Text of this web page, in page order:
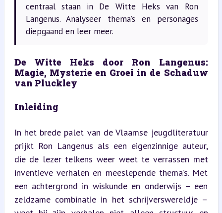
centraal staan in De Witte Heks van Ron
Langenus. Analyseer thema’s en personages
diepgaand en leer meer.
De Witte Heks door Ron Langenus:
Magie, Mysterie en Groei in de Schaduw
van Pluckley
Inleiding
In het brede palet van de Vlaamse jeugdliteratuur
prijkt Ron Langenus als een eigenzinnige auteur,
die de lezer telkens weer weet te verrassen met
inventieve verhalen en meeslepende thema’s. Met
een achtergrond in wiskunde en onderwijs – een
zeldzame combinatie in het schrijverswereldje –